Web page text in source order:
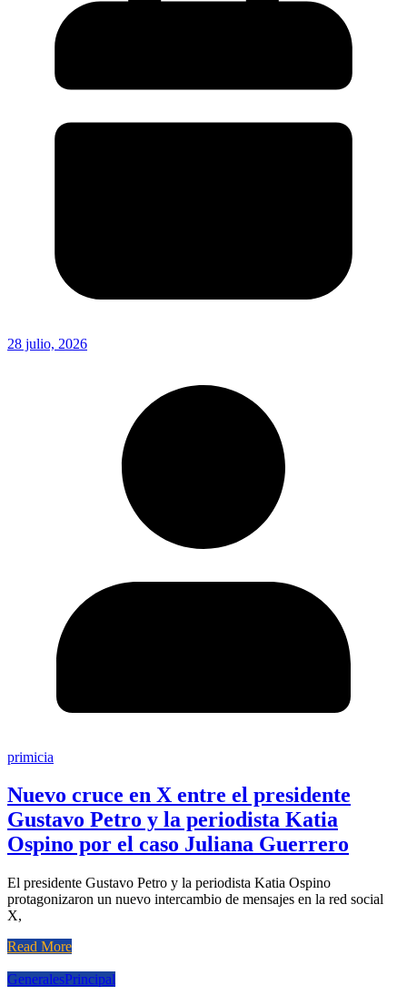
28 julio, 2026
primicia
Nuevo cruce en X entre el presidente
Gustavo Petro y la periodista Katia
Ospino por el caso Juliana Guerrero
El presidente Gustavo Petro y la periodista Katia Ospino
protagonizaron un nuevo intercambio de mensajes en la red social
X,
Read More
GeneralesPrincipal